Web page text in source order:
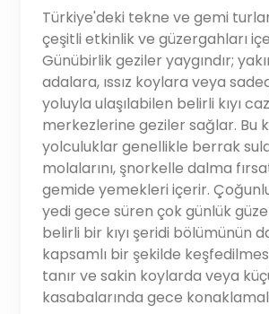
Türkiye'deki tekne ve gemi
çeşitli etkinlik ve güzergahları
Günübirlik geziler yaygındır;
adalara, ıssız koylara veya
yoluyla ulaşılabilen belirli kıyı
merkezlerine geziler sağlar. Bu
yolculuklar genellikle berrak
molalarını, şnorkelle dalma
gemide yemekleri içerir.
yedi gece süren çok günlük
belirli bir kıyı şeridi bölümünün
kapsamlı bir şekilde
tanır ve sakin koylarda veya
kasabalarında gece